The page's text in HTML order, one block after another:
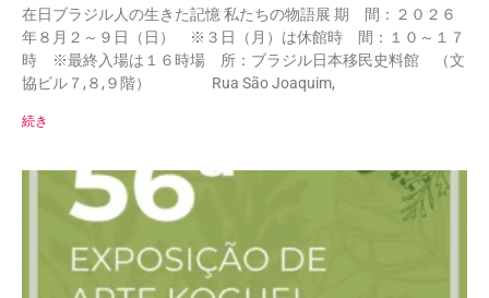
在日ブラジル人の生きた記憶 私たちの物語展 期 間：２０２６
年８月２～９日（日） ※３日（月）は休館時 間：１０～１７
時 ※最終入場は１６時場 所：ブラジル日本移民史料館 （文
協ビル７,８,９階） Rua São Joaquim,
続き